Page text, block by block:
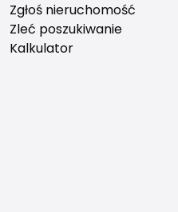
Zgłoś nieruchomość
Zleć poszukiwanie
Kalkulator